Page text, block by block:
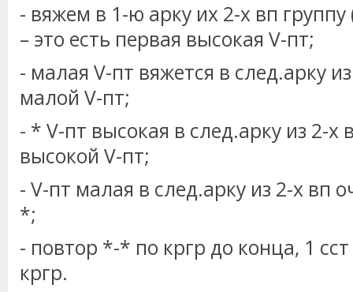
- вяжем в 1-ю арку их 2-х вп группу
– это есть первая высокая V-пт;
- малая V-пт вяжется в след.арку
малой V-пт;
- * V-пт высокая в след.арку из 2-х
высокой V-пт;
- V-пт малая в след.арку из 2-х вп
*;
- повтор *-* по кргр до конца, 1
кргр.